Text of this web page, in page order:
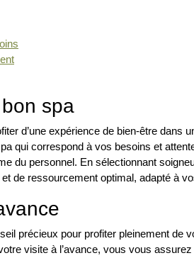
spa
d’une expérience de bien-être dans
qui correspond à vos besoins et
du personnel. En sélectionnant
de ressourcement optimal, adapté à
précieux pour profiter pleinement de
visite à l’avance, vous vous